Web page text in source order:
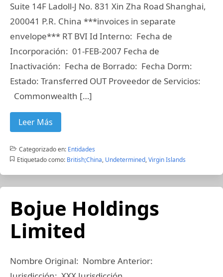
Suite 14F Ladoll-J No. 831 Xin Zha Road Shanghai,
200041 P.R. China ***invoices in separate
envelope*** RT BVI Id Interno: Fecha de
Incorporación: 01-FEB-2007 Fecha de
Inactivación: Fecha de Borrado: Fecha Dorm:
Estado: Transferred OUT Proveedor de Servicios:
Commonwealth […]
Leer Más
Categorizado en: Entidades
Etiquetado como: British;China, Undetermined,Virgin Islands
Bojue Holdings
Limited
Nombre Original: Nombre Anterior: